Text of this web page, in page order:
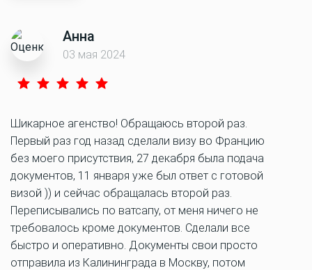
Анна
03 мая 2024
Шикарное агенство! Обращаюсь второй раз.
Первый раз год назад сделали визу во Францию
без моего присутствия, 27 декабря была подача
документов, 11 января уже был ответ с готовой
визой )) и сейчас обращалась второй раз.
Переписывались по ватсапу, от меня ничего не
требовалось кроме документов. Сделали все
быстро и оперативно. Документы свои просто
отправила из Калининграда в Москву, потом